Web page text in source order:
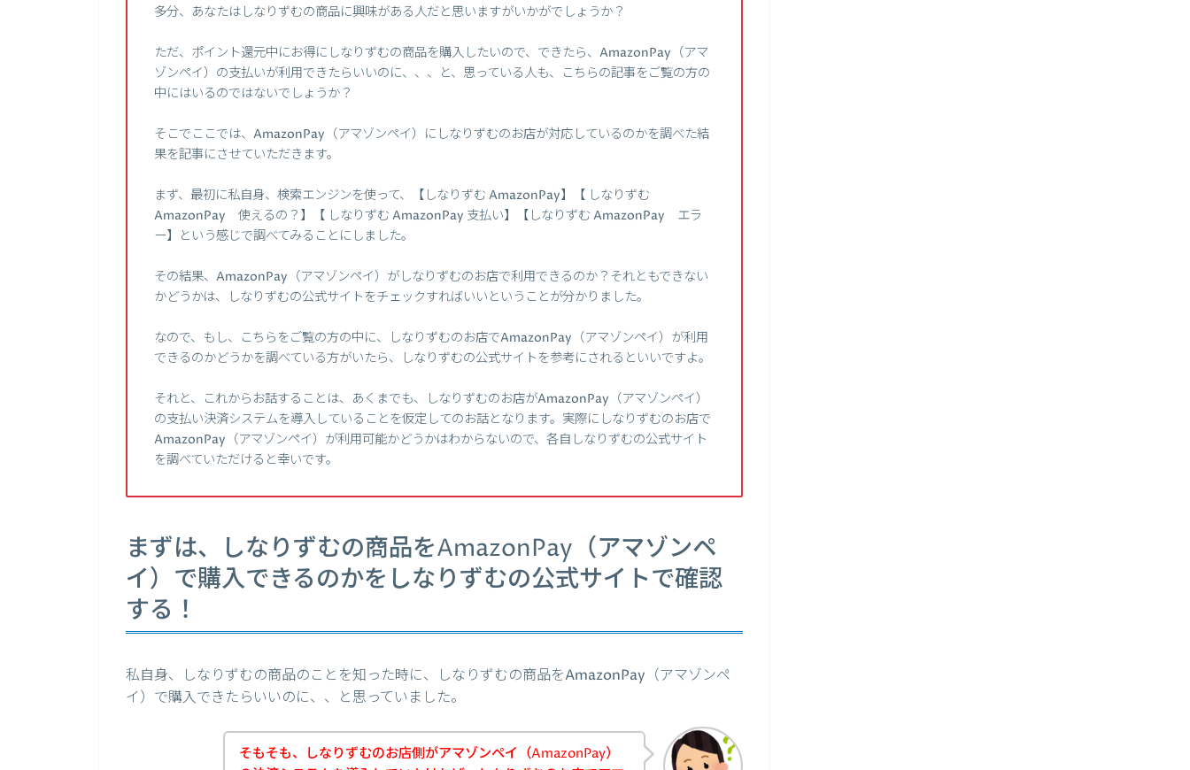
多分、あなたはしなりずむの商品に興味がある人だと思いますがいかがでしょうか？
ただ、ポイント還元中にお得にしなりずむの商品を購入したいので、できたら、AmazonPay（アマ
ゾンペイ）の支払いが利用できたらいいのに、、、と、思っている人も、こちらの記事をご覧の方の
中にはいるのではないでしょうか？
そこでここでは、AmazonPay（アマゾンペイ）にしなりずむのお店が対応しているのかを調べた結
果を記事にさせていただきます。
まず、最初に私自身、検索エンジンを使って、【しなりずむ AmazonPay】【 しなりずむ
AmazonPay 使えるの？】【 しなりずむ AmazonPay 支払い】【しなりずむ AmazonPay エラ
ー】という感じで調べてみることにしました。
その結果、AmazonPay（アマゾンペイ）がしなりずむのお店で利用できるのか？それともできない
かどうかは、しなりずむの公式サイトをチェックすればいいということが分かりました。
なので、もし、こちらをご覧の方の中に、しなりずむのお店でAmazonPay（アマゾンペイ）が利用
できるのかどうかを調べている方がいたら、しなりずむの公式サイトを参考にされるといいですよ。
それと、これからお話することは、あくまでも、しなりずむのお店がAmazonPay（アマゾンペイ）
の支払い決済システムを導入していることを仮定してのお話となります。実際にしなりずむのお店で
AmazonPay（アマゾンペイ）が利用可能かどうかはわからないので、各自しなりずむの公式サイト
を調べていただけると幸いです。
まずは、しなりずむの商品をAmazonPay（アマゾンペ
イ）で購入できるのかをしなりずむの公式サイトで確認
する！
私自身、しなりずむの商品のことを知った時に、しなりずむの商品をAmazonPay（アマゾンペ
イ）で購入できたらいいのに、、と思っていました。
そもそも、しなりずむのお店側がアマゾンペイ（AmazonPay）